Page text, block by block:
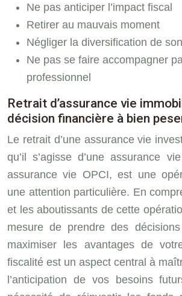
Ne pas anticiper l’impact fiscal
Retirer au mauvais moment
Négliger la diversification de
Ne pas se faire accompagner
professionnel
Retrait d’assurance vie
décision financière à bien
Le retrait d’une assurance vie
qu’il s’agisse d’une assurance
assurance vie OPCI, est une
une attention particulière. En
et les aboutissants de cette
mesure de prendre des
maximiser les avantages de
fiscalité est un aspect central à
l’anticipation de vos besoins